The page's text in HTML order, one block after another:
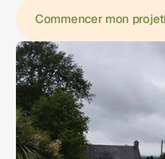
Commencer mon projet